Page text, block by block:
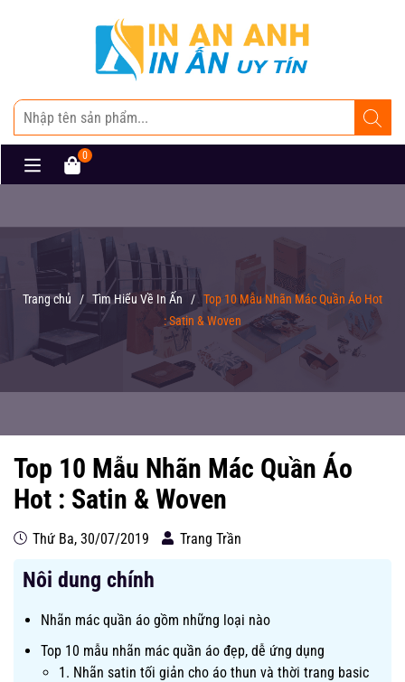
0
Trang chủ / Tìm Hiểu Về In Ấn / Top 10 Mẫu Nhãn Mác Quần Áo Hot
: Satin & Woven
Top 10 Mẫu Nhãn Mác Quần Áo
Hot : Satin & Woven
Thứ Ba, 30/07/2019 Trang Trần
Nôi dung chính
Nhãn mác quần áo gồm những loại nào
Top 10 mẫu nhãn mác quần áo đẹp, dễ ứng dụng
1. Nhãn satin tối giản cho áo thun và thời trang basic